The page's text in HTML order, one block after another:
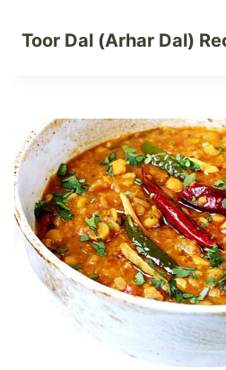
Toor Dal (Arhar Dal)